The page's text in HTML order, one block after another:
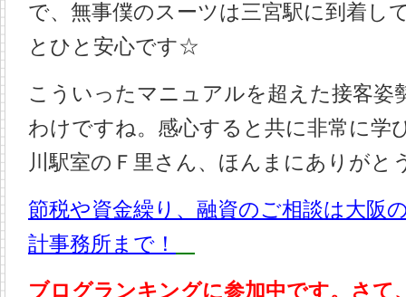
で、無事僕のスーツは三宮駅に到着し
とひと安心です☆
こういったマニュアルを超えた接客姿
わけですね。感心すると共に非常に学
川駅室のＦ里さん、ほんまにありがと
節税や資金繰り、融資のご相談は大阪
計事務所まで！
ブログランキングに参加中です。さて